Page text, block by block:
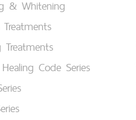
& Whitening
Treatments
Code Series